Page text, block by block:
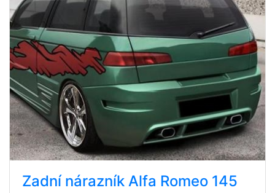
Zadní nárazník Alfa Romeo 145